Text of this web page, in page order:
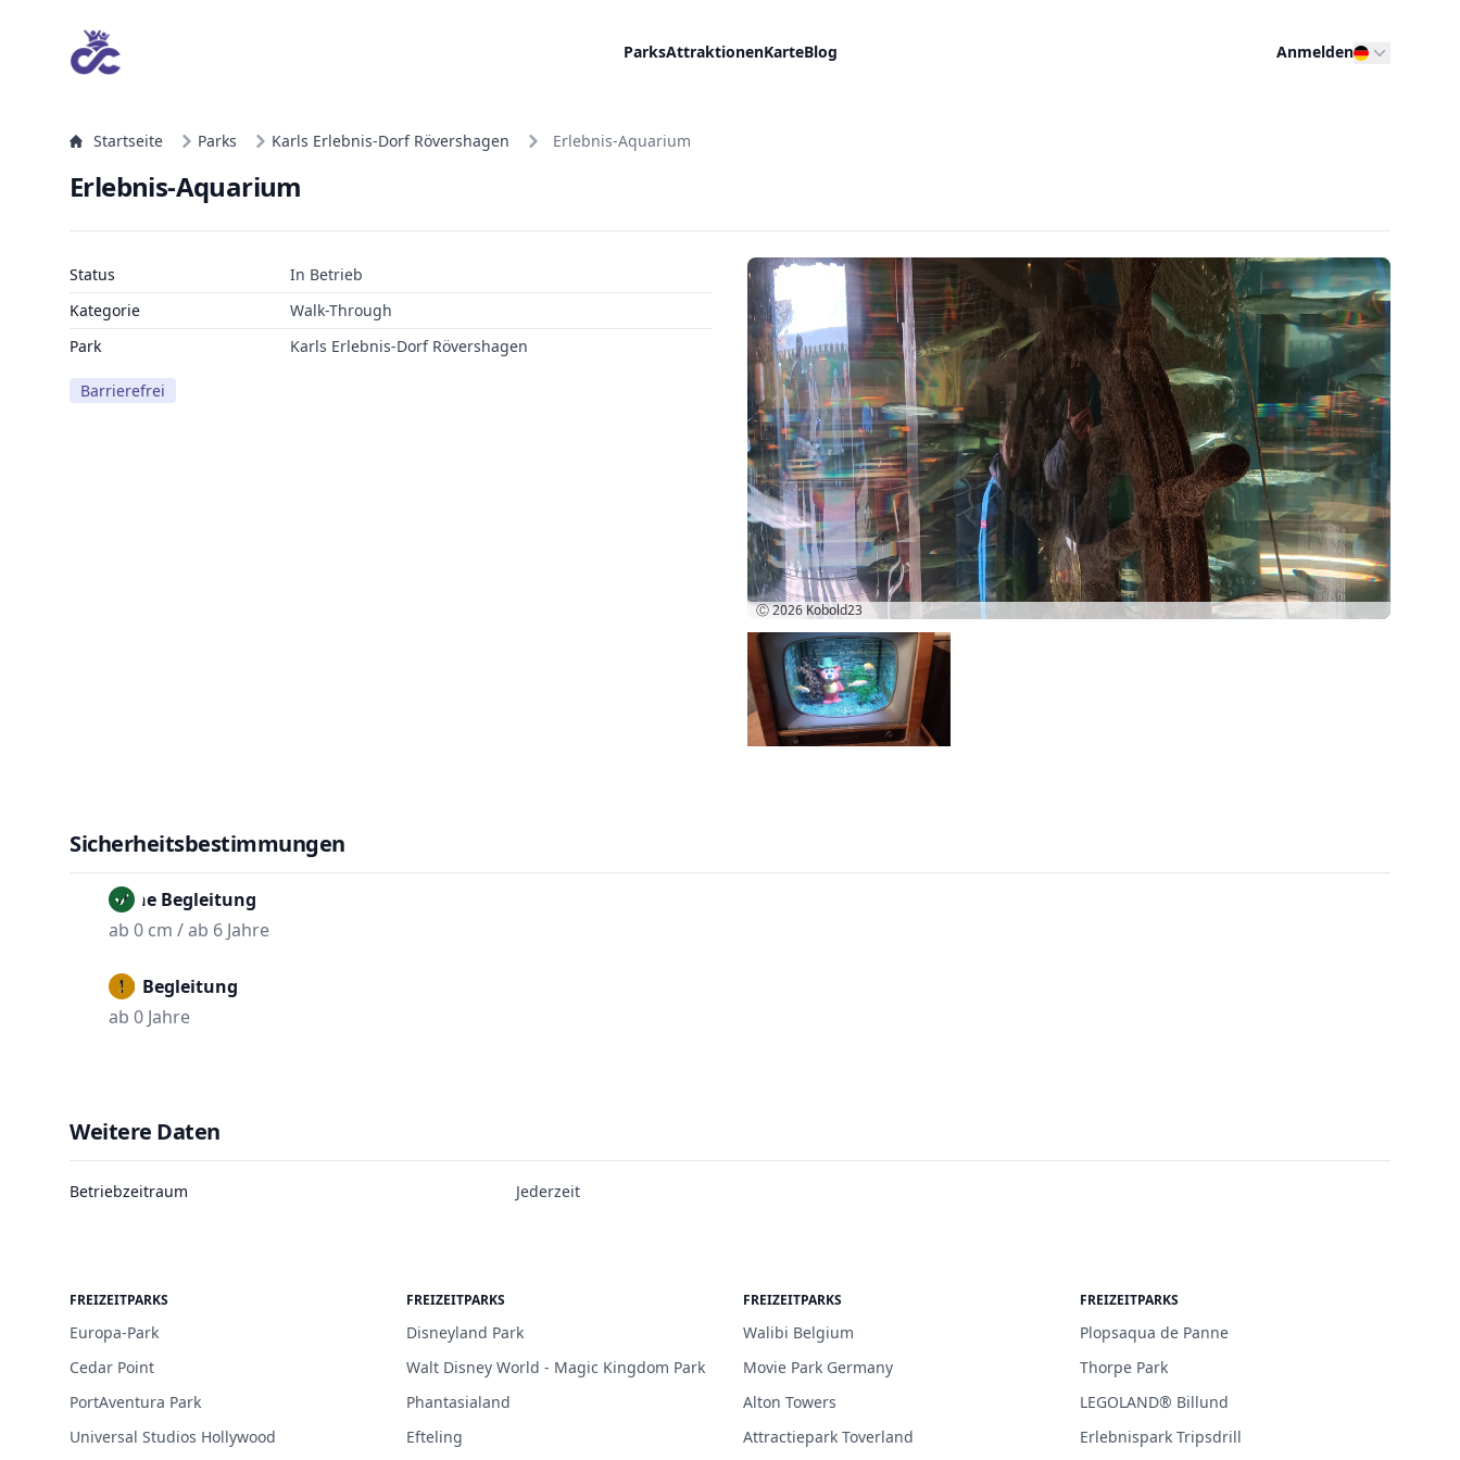
ParksAttraktionenKarteBlog Anmelden
Startseite Parks Karls Erlebnis-Dorf Rövershagen Erlebnis-Aquarium
Erlebnis-Aquarium
Status
In Betrieb
Kategorie
Walk-Through
Park
Karls Erlebnis-Dorf Rövershagen
Barrierefrei
Ⓒ 2026 Kobold23
Sicherheitsbestimmungen
Ohne Begleitung
ab 0 cm / ab 6 Jahre
Mit Begleitung
ab 0 Jahre
Weitere Daten
Betriebzeitraum Jederzeit
FREIZEITPARKS
Europa-Park
Cedar Point
PortAventura Park
Universal Studios Hollywood
FREIZEITPARKS
Disneyland Park
Walt Disney World - Magic Kingdom Park
Phantasialand
Efteling
FREIZEITPARKS
Walibi Belgium
Movie Park Germany
Alton Towers
Attractiepark Toverland
FREIZEITPARKS
Plopsaqua de Panne
Thorpe Park
LEGOLAND® Billund
Erlebnispark Tripsdrill